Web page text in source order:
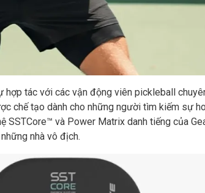
tác với các vận động viên pickleball
chế tạo dành cho những người tìm kiếm sự
SSTCore™ và Power Matrix danh tiếng của
nhà vô địch.